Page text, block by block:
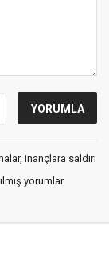
inançlara saldırı
yorumlar